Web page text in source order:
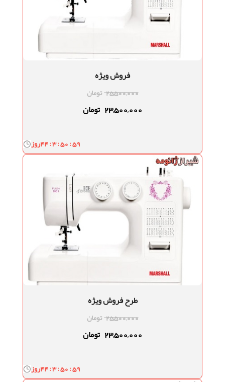
فروش ویژه
25,500,000 تومان
23,500,000 تومان
روز44 : 3 : 50 : 58
طرح فروش ویژه
25,500,000 تومان
23,500,000 تومان
روز44 : 3 : 50 : 58